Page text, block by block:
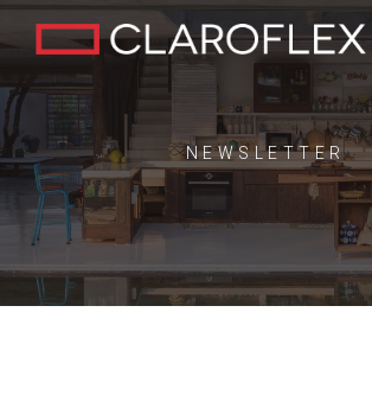
NEWSLETTER